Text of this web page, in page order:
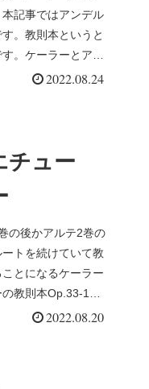
記事ではアンデル
。教則本というと
。ケーラーとアン
2022.08.24
チュー
の後かアルテ2巻の
トを続けていて教
とになるケーラー
教則本Op.33-1
2022.08.20